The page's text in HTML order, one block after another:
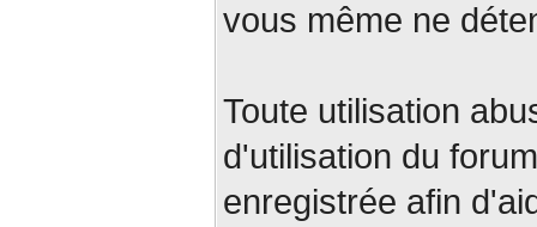
vous même ne
Toute utilisation
d'utilisation du
enregistrée afin